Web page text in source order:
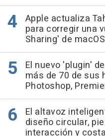
Apple actualiza
para corregir una
Sharing' de macOS
El nuevo 'plugin'
más de 70 de sus
Photoshop,
El altavoz
diseño circular,
interacción y